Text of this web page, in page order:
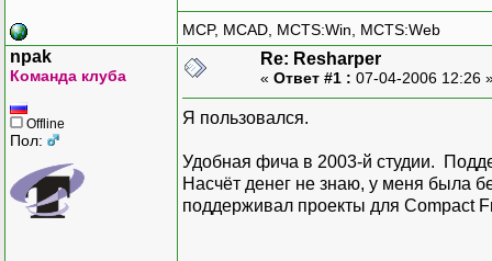
MCP, MCAD, MCTS:Win, MCTS:Web
npak
Команда клуба
Offline
Пол:
Re: Resharper
« Ответ #1 : 07-04-2006 12:26
Я пользовался.
Удобная фича в 2003-й студии.
Насчёт денег не знаю, у меня была
поддерживал проекты для Compact